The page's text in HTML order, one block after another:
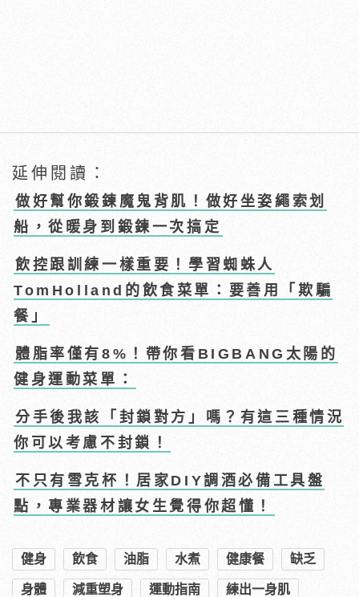
延伸閱讀：
做好幫你鍛鍊魔鬼背肌！做好坐姿繩索划
船，從暖身到鍛鍊一次搞定
飲控跟訓練一樣重要！學習蜘蛛人
TomHolland的飲食菜單：要善用「欺騙
餐」
體脂率僅有8%！帶你看BIGBANG太陽的
健身運動菜單：
分手後我該「封鎖對方」嗎？有這三種情況
你可以考慮不封鎖！
不只有雪克杯！居家DIY調酒必備工具盤
點，專業器材讓女生覺得你超懂！
健身 飲食 油脂 水煮 健康餐 缺乏
身體 減重塑身 運動指南 練出一身肌